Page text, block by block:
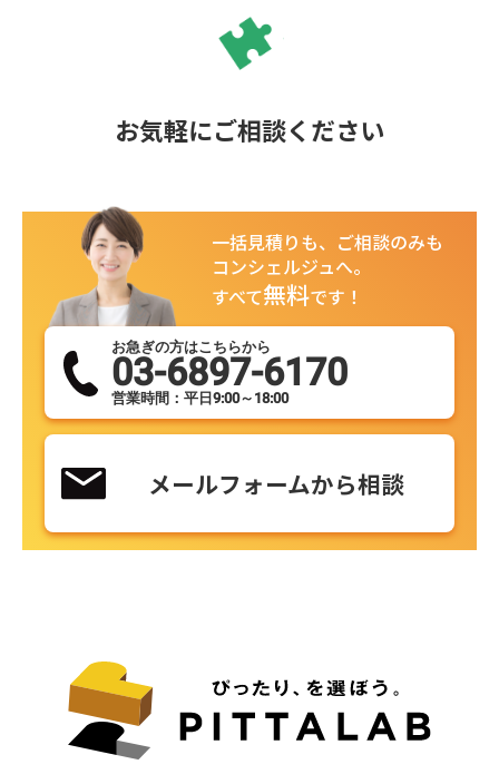
お気軽にご相談ください
一括見積りも、ご相談のみも
コンシェルジュへ。
すべて無料です！
お急ぎの方はこちらから
03-6897-6170
営業時間：平日9:00～18:00
メールフォームから相談